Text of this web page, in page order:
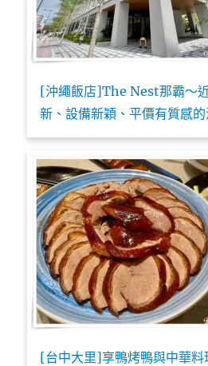
[沖繩飯店]The Nest那霸～
新、設備新穎、平價有質感
[台中大里]享鴨烤鴨與中華料